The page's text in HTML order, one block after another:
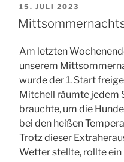
VERÖFFENTLICHT
AM
15. JULI 2023
Am letzten
unserem
wurde der 1. Start
Mitchell räumte jedem
brauchte, um die
bei den heißen
Trotz dieser
Wetter stellte, rollte ein